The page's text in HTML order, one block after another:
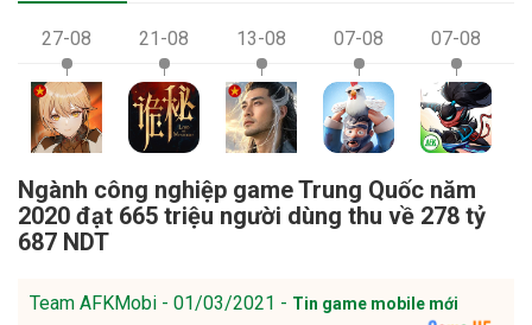
27-08 21-08 13-08 07-08 07-08
Ngành công nghiệp game Trung Quốc năm
2020 đạt 665 triệu người dùng thu về 278 tỷ
687 NDT
Team AFKMobi - 01/03/2021 - Tin game mobile mới